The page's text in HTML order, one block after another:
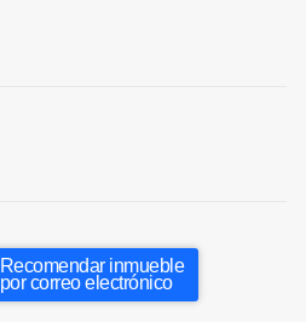
Recomendar inmueble
por correo electrónico